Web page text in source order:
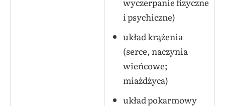
i psychiczne)
układ krążenia
(serce, naczynia
wieńcowe;
miażdżyca)
układ pokarmowy